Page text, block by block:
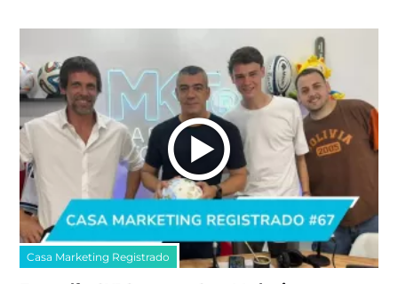
Casa Marketing Registrado